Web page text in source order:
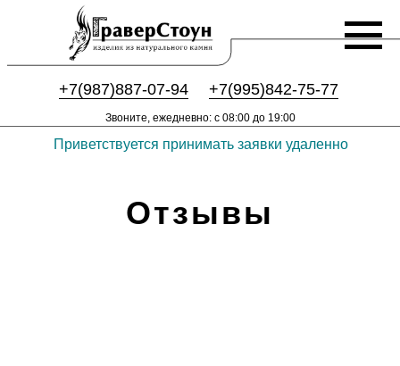
Приветствуется принимать заявки удаленно
+7(995)842-75-77
+7(987)887-07-94
Звоните, ежедневно: с 08:00 до 19:00
Отзывы